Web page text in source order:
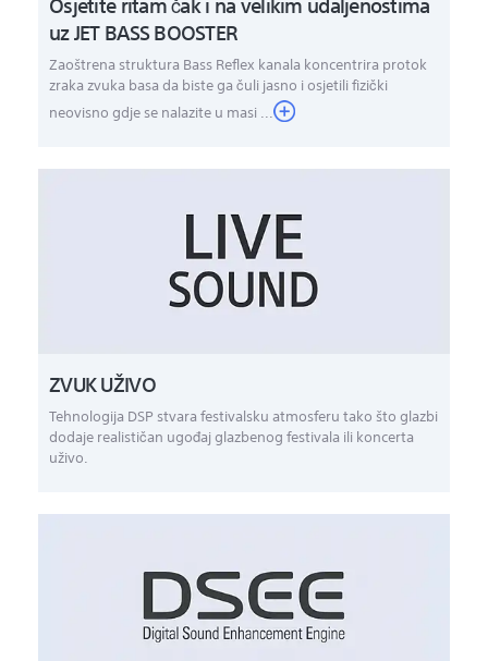
uz JET BASS BOOSTER
Zaoštrena struktura Bass Reflex kanala koncentrira protok
zraka zvuka basa da biste ga čuli jasno i osjetili fizički
neovisno gdje se nalazite u masi ...
ZVUK UŽIVO
Tehnologija DSP stvara festivalsku atmosferu tako što glazbi
dodaje realističan ugođaj glazbenog festivala ili koncerta
uživo.